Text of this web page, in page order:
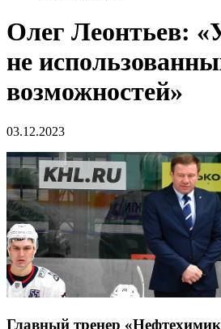
Олег Леонтьев:
не
возможностей»
03.12.2023
Главный тренер